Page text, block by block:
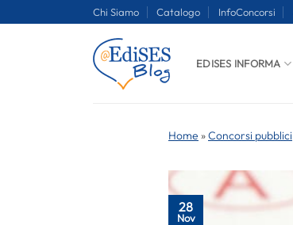
Chi Siamo Catalogo InfoConcorsi
EDISES INFORMA
Home »Concorsi pubblici
28
Nov